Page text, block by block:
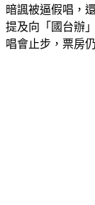
暗諷被逼假唱，
提及向「國台辦
唱會止步，票房